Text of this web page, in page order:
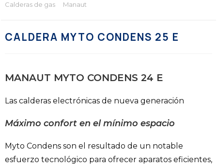
Calderas de gas
Manaut
CALDERA MYTO CONDENS 25 E
MANAUT MYTO CONDENS 24 E
Las calderas electrónicas de nueva generación
Máximo confort en el mínimo espacio
Myto Condens son el resultado de un notable
esfuerzo tecnológico para ofrecer aparatos eficientes,